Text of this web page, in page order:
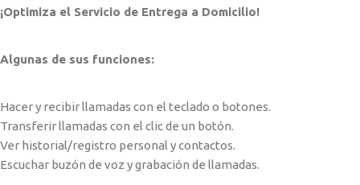
¡Optimiza el Servicio de Entrega a Domicilio!
Algunas de sus funciones:
Hacer y recibir llamadas con el teclado o botones.
Transferir llamadas con el clic de un botón.
Ver historial/registro personal y contactos.
Escuchar buzón de voz y grabación de llamadas.